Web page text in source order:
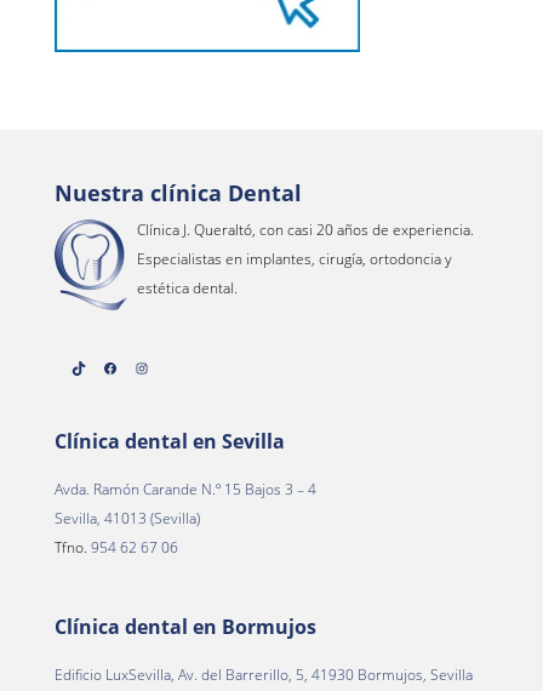
Nuestra clínica Dental
Clínica J. Queraltó, con casi 20 años de experiencia.
Especialistas en implantes, cirugía, ortodoncia y
estética dental.
TikTokFacebookInstagram
Clínica dental en Sevilla
Avda. Ramón Carande N.º 15 Bajos 3 – 4
Sevilla, 41013 (Sevilla)
Tfno. 954 62 67 06
Clínica dental en Bormujos
Edificio LuxSevilla, Av. del Barrerillo, 5, 41930 Bormujos, Sevilla